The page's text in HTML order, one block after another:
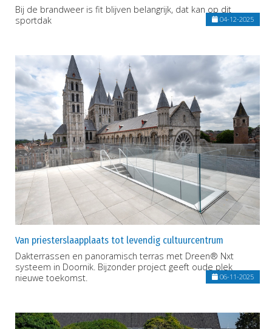
Bij de brandweer is fit blijven belangrijk, dat kan op dit
sportdak
04-12-2025
Van priesterslaapplaats tot levendig cultuurcentrum
Dakterrassen en panoramisch terras met Dreen® Nxt
systeem in Doornik. Bijzonder project geeft oude plek
nieuwe toekomst.
06-11-2025